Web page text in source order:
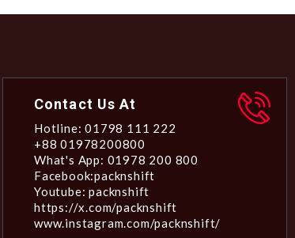
Contact Us At
Hotline: 01798 111 222
+88 01978200800
What's App: 01978 200 800
Facebook:packnshift
Youtube: packnshift
https://x.com/packnshift
www.instagram.com/packnshift/